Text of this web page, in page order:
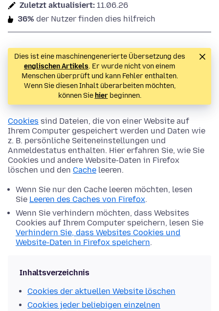
Zuletzt aktualisiert: 11.06.26
36% der Nutzer finden dies hilfreich
Dies ist eine maschinengenerierte Übersetzung des
englischen Artikels. Er wurde nicht von einem
Menschen überprüft und kann Fehler enthalten.
Wenn Sie diesen Inhalt überarbeiten möchten,
können Sie hierbeginnen.
Cookies sind Dateien, die von einer Website auf
Ihrem Computer gespeichert werden und Daten wie
z. B. persönliche Seiteneinstellungen und
Anmeldestatus enthalten. Hier erfahren Sie, wie Sie
Cookies und andere Website-Daten in Firefox
löschen und den Cache leeren.
Wenn Sie nur den Cache leeren möchten, lesen
Sie Leeren des Caches von Firefox.
Wenn Sie verhindern möchten, dass Websites
Cookies auf Ihrem Computer speichern, lesen Sie
Verhindern Sie, dass Websites Cookies und
Website-Daten in Firefox speichern.
Inhaltsverzeichnis
Cookies der aktuellen Website löschen
Cookies jeder beliebigen einzelnen